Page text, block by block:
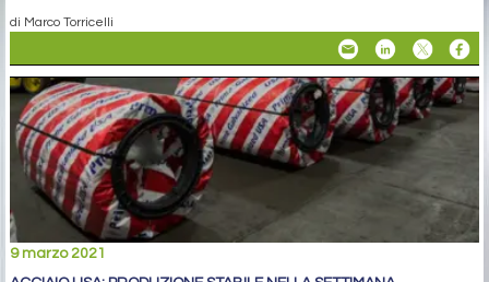
di Marco Torricelli
9 marzo 2021